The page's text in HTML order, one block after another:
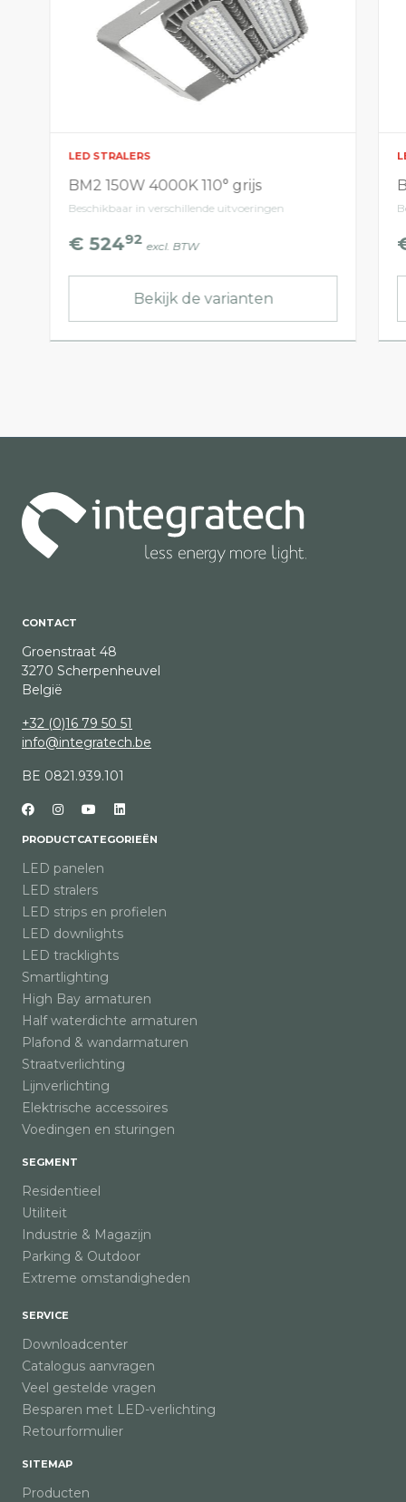
LED STRALERS
BM2 150W 4000K 110° grijs
Beschikbaar in verschillende uitvoeringen
€ 52492 excl. BTW
Bekijk de varianten
CONTACT
Groenstraat 48
3270 Scherpenheuvel
België
+32 (0)16 79 50 51
info@integratech.be
BE 0821.939.101
PRODUCTCATEGORIEËN
LED panelen
LED stralers
LED strips en profielen
LED downlights
LED tracklights
Smartlighting
High Bay armaturen
Half waterdichte armaturen
Plafond & wandarmaturen
Straatverlichting
Lijnverlichting
Elektrische accessoires
Voedingen en sturingen
SEGMENT
Residentieel
Utiliteit
Industrie & Magazijn
Parking & Outdoor
Extreme omstandigheden
SERVICE
Downloadcenter
Catalogus aanvragen
Veel gestelde vragen
Besparen met LED-verlichting
Retourformulier
SITEMAP
Producten